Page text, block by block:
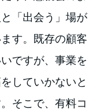
「出会う」場が
す。既存の顧客
ですが、事業を
していかないと
そこで、有料コ